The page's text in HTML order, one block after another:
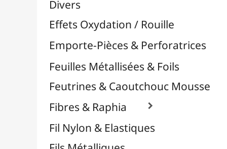
Plantes & Jardin
Plastique Fou
Poncage / Émeri
Quilling / Pliage
Reliure & Cinch
Sable, Strass & Paillettes 
Savons
Serviettes
Sublimation